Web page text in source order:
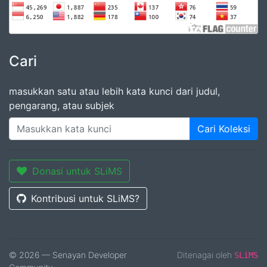
Cari
masukkan satu atau lebih kata kunci dari judul,
pengarang, atau subjek
Cari Koleksi
Donasi untuk SLiMS
Kontribusi untuk SLiMS?
© 2026 — Senayan Developer
Ditenagai oleh SLiMS